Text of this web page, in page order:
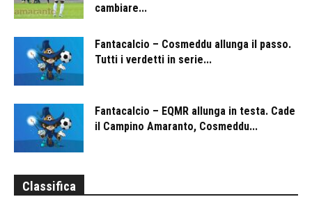
cambiare...
Fantacalcio – Cosmeddu allunga il passo.
Tutti i verdetti in serie...
Fantacalcio – EQMR allunga in testa. Cade
il Campino Amaranto, Cosmeddu...
Classifica